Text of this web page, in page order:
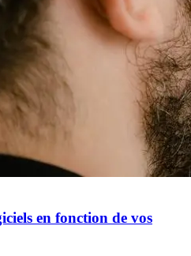
en fonction de vos